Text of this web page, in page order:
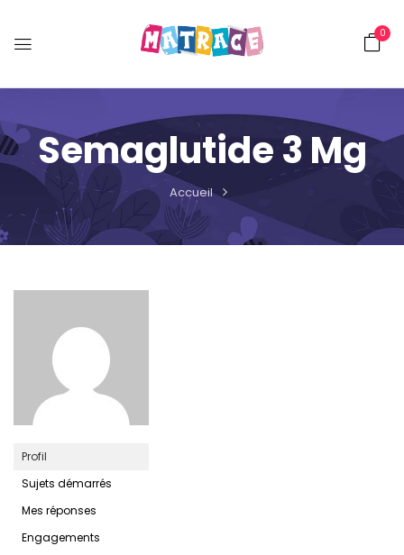
0
Semaglutide 3 Mg
Accueil
Profil
Sujets démarrés
Mes réponses
Engagements